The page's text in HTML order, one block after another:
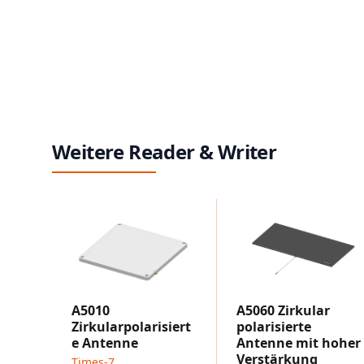
Weitere Reader & Writer
A5010
Zirkularpolarisiert
e Antenne
A5060 Zirkular
polarisierte
Antenne mit hoher
Verstärkung